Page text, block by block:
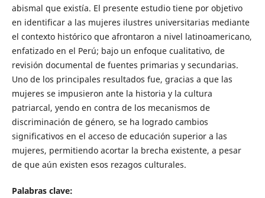
abismal que existía. El presente estudio tiene por objetivo
en identificar a las mujeres ilustres universitarias mediante
el contexto histórico que afrontaron a nivel latinoamericano,
enfatizado en el Perú; bajo un enfoque cualitativo, de
revisión documental de fuentes primarias y secundarias.
Uno de los principales resultados fue, gracias a que las
mujeres se impusieron ante la historia y la cultura
patriarcal, yendo en contra de los mecanismos de
discriminación de género, se ha logrado cambios
significativos en el acceso de educación superior a las
mujeres, permitiendo acortar la brecha existente, a pesar
de que aún existen esos rezagos culturales.
Palabras clave: